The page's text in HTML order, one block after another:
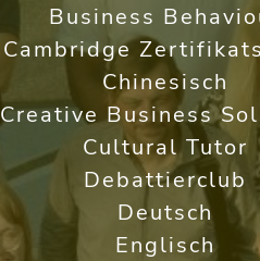
Business
Cambridge
Chinesisch
Creative Business
Cultural Tutor
Debattierclub
Deutsch
Englisch